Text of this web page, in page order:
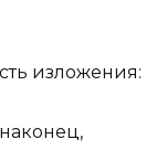
изложения: